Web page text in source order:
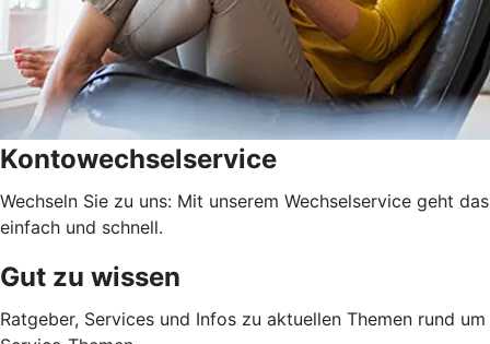
Kontowechselservice
Wechseln Sie zu uns: Mit unserem Wechselservice geht das
einfach und schnell.
Gut zu wissen
Ratgeber, Services und Infos zu aktuellen Themen rund um